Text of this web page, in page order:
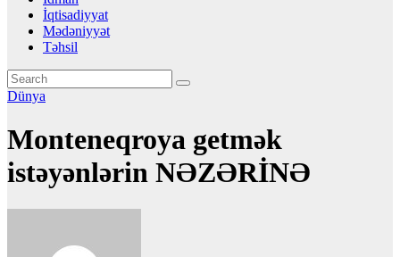
İqtisadiyyat
Mədəniyyət
Təhsil
Dünya
Monteneqroya getmək
istəyənlərin NƏZƏRİNƏ